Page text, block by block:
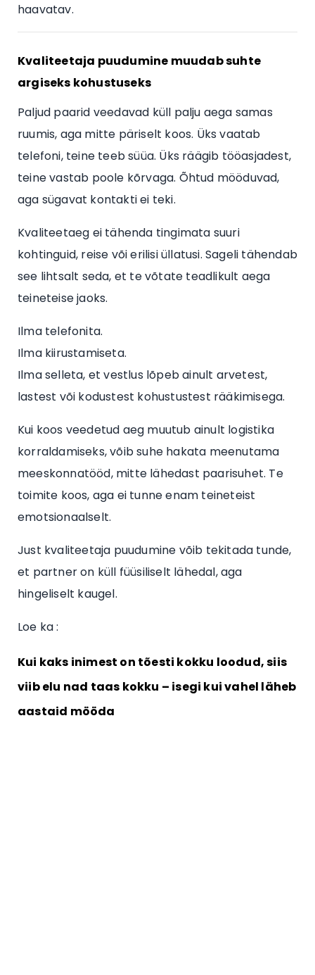
haavatav.
Kvaliteetaja puudumine muudab suhte
argiseks kohustuseks
Paljud paarid veedavad küll palju aega samas
ruumis, aga mitte päriselt koos. Üks vaatab
telefoni, teine teeb süüa. Üks räägib tööasjadest,
teine vastab poole kõrvaga. Õhtud mööduvad,
aga sügavat kontakti ei teki.
Kvaliteetaeg ei tähenda tingimata suuri
kohtinguid, reise või erilisi üllatusi. Sageli tähendab
see lihtsalt seda, et te võtate teadlikult aega
teineteise jaoks.
Ilma telefonita.
Ilma kiirustamiseta.
Ilma selleta, et vestlus lõpeb ainult arvetest,
lastest või kodustest kohustustest rääkimisega.
Kui koos veedetud aeg muutub ainult logistika
korraldamiseks, võib suhe hakata meenutama
meeskonnatööd, mitte lähedast paarisuhet. Te
toimite koos, aga ei tunne enam teineteist
emotsionaalselt.
Just kvaliteetaja puudumine võib tekitada tunde,
et partner on küll füüsiliselt lähedal, aga
hingeliselt kaugel.
Loe ka :
Kui kaks inimest on tõesti kokku loodud, siis
viib elu nad taas kokku – isegi kui vahel läheb
aastaid mööda